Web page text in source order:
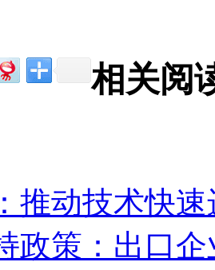
相关阅
推动技术快
政策：出口